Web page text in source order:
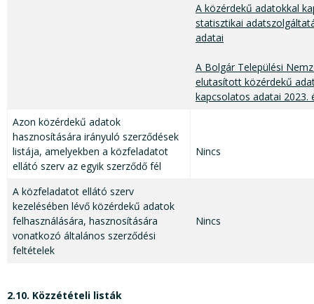
A közérdekű adatokkal
statisztikai
adatai
A Bolgár Települési
elutasított közérdekű
kapcsolatos adatai 2023.
Azon közérdekű adatok
hasznosítására irányuló szerződések
listája, amelyekben a közfeladatot
ellátó szerv az egyik szerződő fél
Nincs
A közfeladatot ellátó szerv
kezelésében lévő közérdekű adatok
felhasználására, hasznosítására
vonatkozó általános szerződési
feltételek
Nincs
2.10. Közzétételi listák